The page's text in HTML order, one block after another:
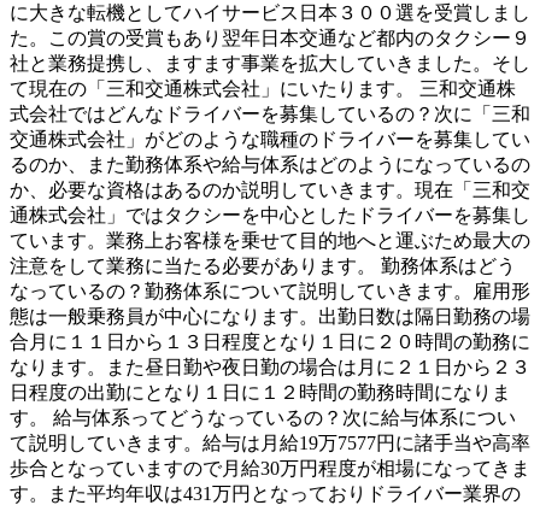
に大きな転機としてハイサービス日本３００選を受賞しまし
た。この賞の受賞もあり翌年日本交通など都内のタクシー９
社と業務提携し、ますます事業を拡大していきました。そし
て現在の「三和交通株式会社」にいたります。 三和交通株
式会社ではどんなドライバーを募集しているの？次に「三和
交通株式会社」がどのような職種のドライバーを募集してい
るのか、また勤務体系や給与体系はどのようになっているの
か、必要な資格はあるのか説明していきます。現在「三和交
通株式会社」ではタクシーを中心としたドライバーを募集し
ています。業務上お客様を乗せて目的地へと運ぶため最大の
注意をして業務に当たる必要があります。 勤務体系はどう
なっているの？勤務体系について説明していきます。雇用形
態は一般乗務員が中心になります。出勤日数は隔日勤務の場
合月に１１日から１３日程度となり１日に２０時間の勤務に
なります。また昼日勤や夜日勤の場合は月に２１日から２３
日程度の出勤にとなり１日に１２時間の勤務時間になりま
す。 給与体系ってどうなっているの？次に給与体系につい
て説明していきます。給与は月給19万7577円に諸手当や高率
歩合となっていますので月給30万円程度が相場になってきま
す。また平均年収は431万円となっておりドライバー業界の